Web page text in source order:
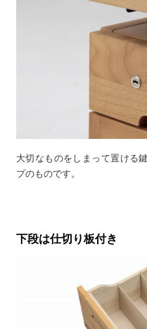
大切なものをしまって置ける
プのものです。
下段は仕切り板付き